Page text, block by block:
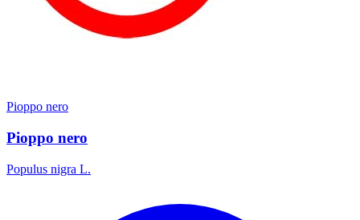
Pioppo nero
Pioppo nero
Populus nigra L.